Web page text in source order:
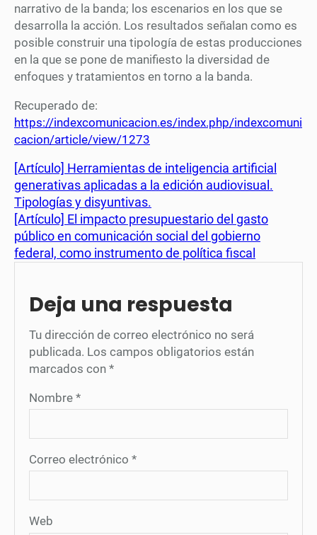
narrativo de la banda; los escenarios en los que se
desarrolla la acción. Los resultados señalan como es
posible construir una tipología de estas producciones
en la que se pone de manifiesto la diversidad de
enfoques y tratamientos en torno a la banda.
Recuperado de:
https://indexcomunicacion.es/index.php/indexcomuni
cacion/article/view/1273
[Artículo] Herramientas de inteligencia artificial
generativas aplicadas a la edición audiovisual.
Tipologías y disyuntivas.
[Artículo] El impacto presupuestario del gasto
público en comunicación social del gobierno
federal, como instrumento de política fiscal
Deja una respuesta
Tu dirección de correo electrónico no será
publicada. Los campos obligatorios están
marcados con *
Nombre *
Correo electrónico *
Web